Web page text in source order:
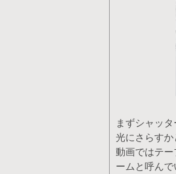
まずシャッ
光にさらすか
動画ではテ
ームと呼んで